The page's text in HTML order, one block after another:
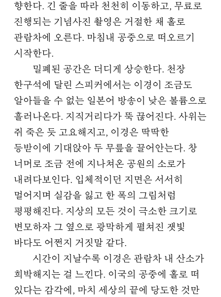
향한다. 긴 줄을 따라 천천히 이동하고, 무료로
진행되는 기념사진 촬영은 거절한 채 홀로
관람차에 오른다. 마침내 공중으로 떠오르기
시작한다.
밀폐된 공간은 더디게 상승한다. 천장
한구석에 달린 스피커에서는 이경이 조금도
알아들을 수 없는 일본어 방송이 낮은 볼륨으로
흘러나온다. 지직거리다가 뚝 끊어진다. 사위는
쥐 죽은 듯 고요해지고, 이경은 딱딱한
등받이에 기대앉아 두 무릎을 끌어안는다. 창
너머로 조금 전에 지나쳐온 공원의 소로가
내려다보인다. 입체적이던 지면은 서서히
멀어지며 실감을 잃고 한 폭의 그림처럼
평평해진다. 지상의 모든 것이 극소한 크기로
변모하자 그 옆으로 광막하게 펼쳐진 잿빛
바다도 어쩐지 거짓말 같다.
시간이 지날수록 이경은 관람차 내 산소가
희박해지는 걸 느낀다. 이국의 공중에 홀로 떠
있다는 감각에, 마치 세상의 끝에 당도한 것만